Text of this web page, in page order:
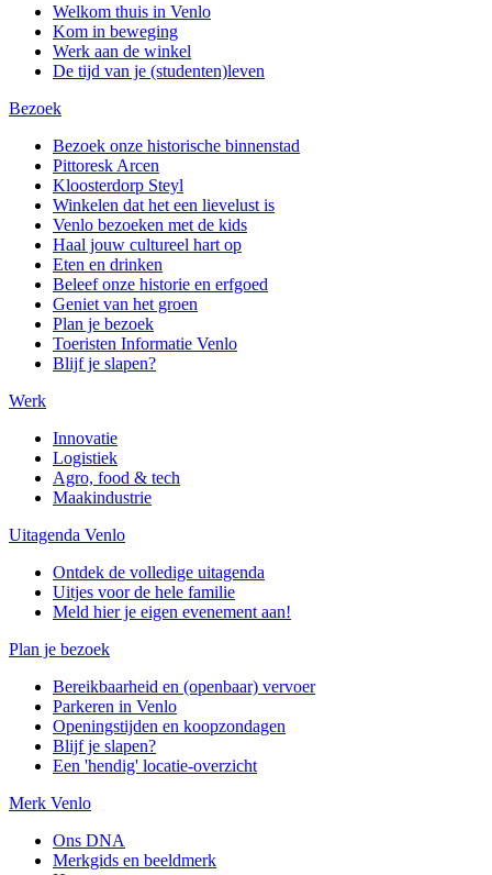
Welkom thuis in Venlo
Kom in beweging
Werk aan de winkel
De tijd van je (studenten)leven
Bezoek
Bezoek onze historische binnenstad
Pittoresk Arcen
Kloosterdorp Steyl
Winkelen dat het een lievelust is
Venlo bezoeken met de kids
Haal jouw cultureel hart op
Eten en drinken
Beleef onze historie en erfgoed
Geniet van het groen
Plan je bezoek
Toeristen Informatie Venlo
Blijf je slapen?
Werk
Innovatie
Logistiek
Agro, food & tech
Maakindustrie
Uitagenda Venlo
Ontdek de volledige uitagenda
Uitjes voor de hele familie
Meld hier je eigen evenement aan!
Plan je bezoek
Bereikbaarheid en (openbaar) vervoer
Parkeren in Venlo
Openingstijden en koopzondagen
Blijf je slapen?
Een 'hendig' locatie-overzicht
Merk Venlo
Ons DNA
Merkgids en beeldmerk